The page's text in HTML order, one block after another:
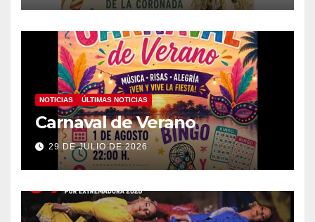
NOTICIAS ÚLTIMAS NOTICIAS
Carnaval de Verano
29 DE JULIO DE 2026